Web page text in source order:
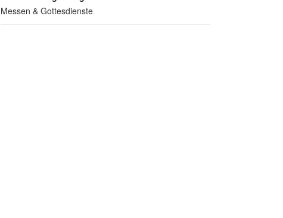
Messen & Gottesdienste